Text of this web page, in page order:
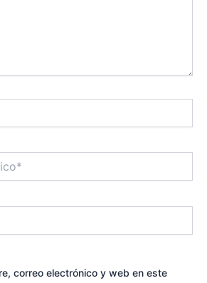
correo electrónico y web en este